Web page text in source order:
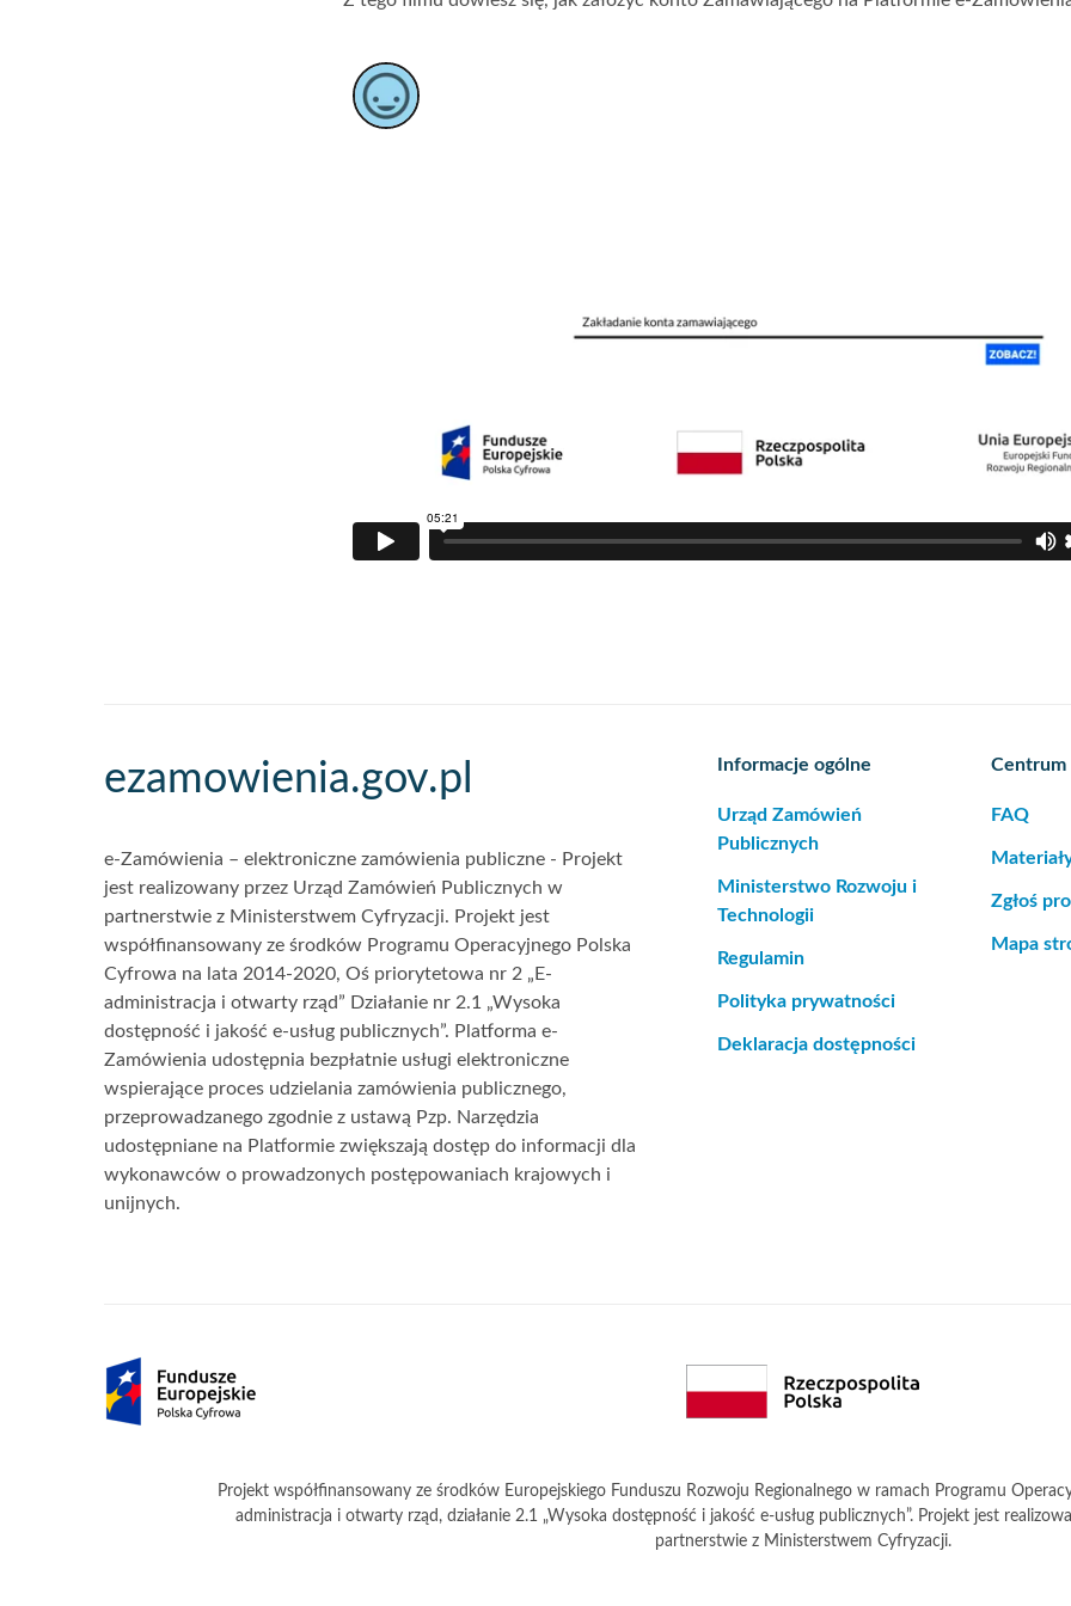
Akcje
o
witrynie
ezamowienia.gov.pl
e-Zamówienia – elektroniczne zamówienia publiczne - Projekt
jest realizowany przez Urząd Zamówień Publicznych w
partnerstwie z Ministerstwem Cyfryzacji. Projekt jest
współfinansowany ze środków Programu Operacyjnego Polska
Cyfrowa na lata 2014-2020, Oś priorytetowa nr 2 „E-
administracja i otwarty rząd” Działanie nr 2.1 „Wysoka
dostępność i jakość e-usług publicznych”. Platforma e-
Zamówienia udostępnia bezpłatnie usługi elektroniczne
wspierające proces udzielania zamówienia publicznego,
przeprowadzanego zgodnie z ustawą Pzp. Narzędzia
udostępniane na Platformie zwiększają dostęp do informacji dla
wykonawców o prowadzonych postępowaniach krajowych i
unijnych.
Informacje ogólne
Urząd Zamówień
Publicznych
Ministerstwo Rozwoju i
Technologii
Regulamin
Polityka prywatności
Deklaracja dostępności
Centrum
FAQ
Zgłoś
Mapa
Partnerzy
Projekt współfinansowany ze środków Europejskiego Funduszu Rozwoju Regionalnego w ramach Programu
administracja i otwarty rząd, działanie 2.1 „Wysoka dostępność i jakość e-usług publicznych”. Projekt jest
partnerstwie z Ministerstwem Cyfryzacji.